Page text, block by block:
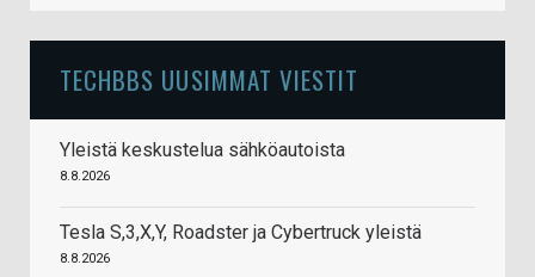
TECHBBS UUSIMMAT VIESTIT
Yleistä keskustelua sähköautoista
8.8.2026
Tesla S,3,X,Y, Roadster ja Cybertruck yleistä
8.8.2026